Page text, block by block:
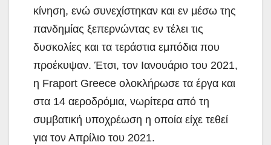
κίνηση, ενώ συνεχίστηκαν και εν μέσω της
πανδημίας ξεπερνώντας εν τέλει τις
δυσκολίες και τα τεράστια εμπόδια που
προέκυψαν. Έτσι, τον Ιανουάριο του 2021,
η Fraport Greece ολοκλήρωσε τα έργα και
στα 14 αεροδρόμια, νωρίτερα από τη
συμβατική υποχρέωση η οποία είχε τεθεί
για τον Απρίλιο του 2021.